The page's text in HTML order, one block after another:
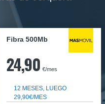
Fibra 500Mb
24,90 €/mes
12 MESES, LUEGO
29,90€/MES